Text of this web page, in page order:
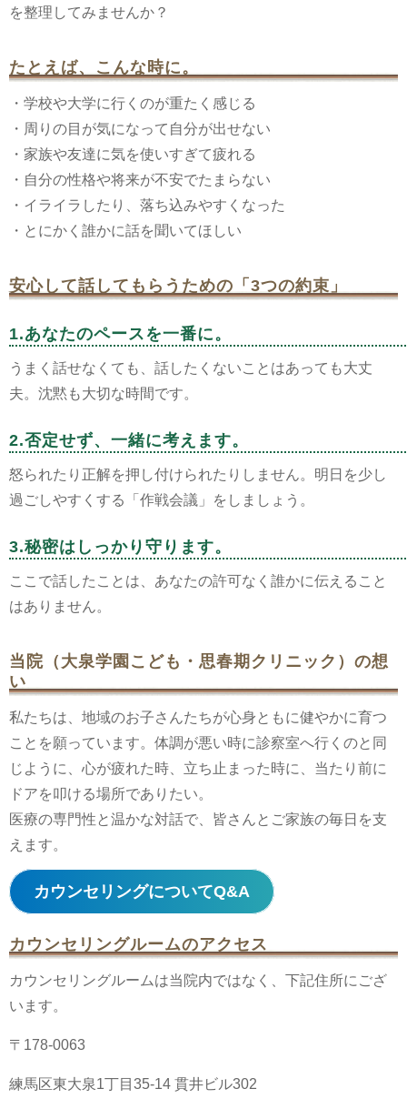
を整理してみませんか？
たとえば、こんな時に。
・学校や大学に行くのが重たく感じる
・周りの目が気になって自分が出せない
・家族や友達に気を使いすぎて疲れる
・自分の性格や将来が不安でたまらない
・イライラしたり、落ち込みやすくなった
・とにかく誰かに話を聞いてほしい
安心して話してもらうための「3つの約束」
1.あなたのペースを一番に。
うまく話せなくても、話したくないことはあっても大丈
夫。沈黙も大切な時間です。
2.否定せず、一緒に考えます。
怒られたり正解を押し付けられたりしません。明日を少し
過ごしやすくする「作戦会議」をしましょう。
3.秘密はしっかり守ります。
ここで話したことは、あなたの許可なく誰かに伝えること
はありません。
当院（大泉学園こども・思春期クリニック）の想
い
私たちは、地域のお子さんたちが心身ともに健やかに育つ
ことを願っています。体調が悪い時に診察室へ行くのと同
じように、心が疲れた時、立ち止まった時に、当たり前に
ドアを叩ける場所でありたい。
医療の専門性と温かな対話で、皆さんとご家族の毎日を支
えます。
カウンセリングについてQ&A
カウンセリングルームのアクセス
カウンセリングルームは当院内ではなく、下記住所にござ
います。
〒178-0063
練馬区東大泉1丁目35-14 貫井ビル302